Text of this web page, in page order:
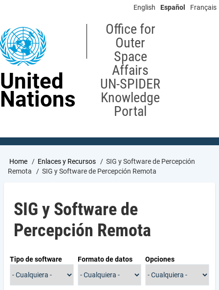
content
English Español Français
United
Nations
Office for
Outer
Space
Affairs
UN-SPIDER
Knowledge
Portal
Breadcrumb
Home Enlaces y Recursos
SIG y Software de Percepción
Remota
SIG y Software de Percepción Remota
SIG y Software de
Percepción Remota
Tipo de software Formato de datos Opciones